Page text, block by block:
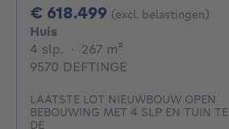
€ 618.499 618499€
(excl. belastingen)
Huis
4 slp. 4 slaapkamers
· 267 m²
9570 DEFTINGE
LAATSTE LOT NIEUWBOUW OPEN
BEBOUWING MET 4 SLP EN TUIN TE
DE